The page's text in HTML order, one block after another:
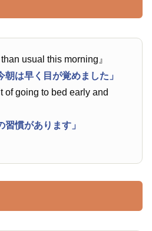
usual this morning』
朝は早く目が覚めました」
of going to bed early and
習慣があります」